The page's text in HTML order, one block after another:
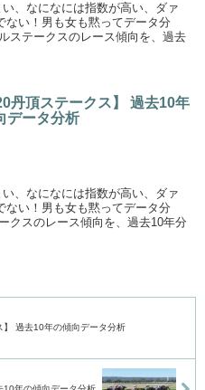
、なになには指数が高い、ダァ
ない！男も女も黙ってデータ分
ステークスのレース傾向を、過去
丹頂ステークス】 過去10年
データ分析
、なになには指数が高い、ダァ
ない！男も女も黙ってデータ分
クスのレース傾向を、過去10年分
】 過去10年の傾向データ分析